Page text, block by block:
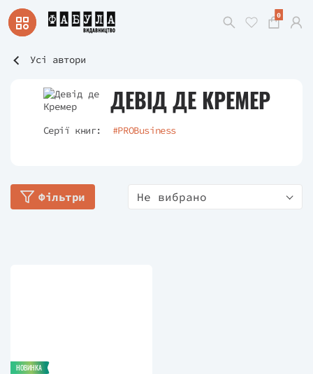
0
Усі автори
ДЕВІД ДЕ КРЕМЕР
Серії книг: #PROBusiness
Фільтри Не вибрано
НОВИНКА